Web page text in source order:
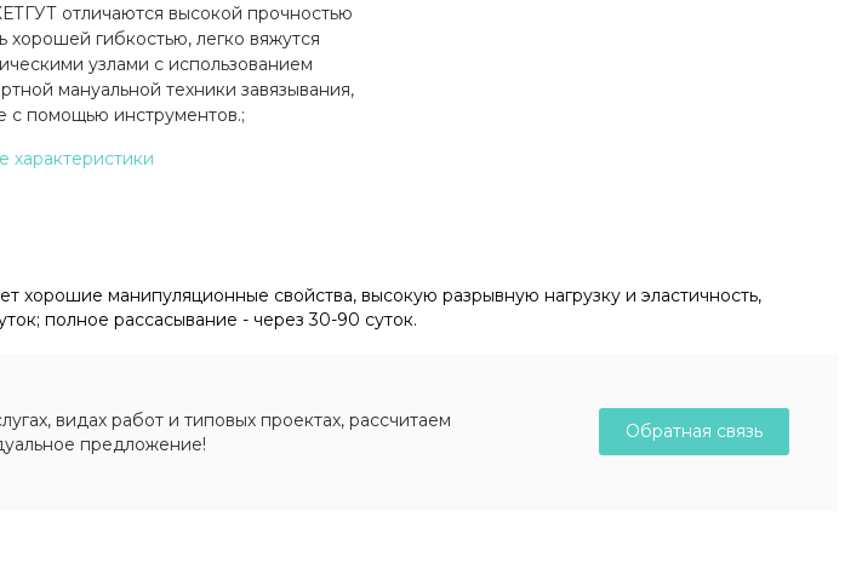
отличаются высокой прочностью
хорошей гибкостью, легко вяжутся
узлами с использованием
мануальной техники завязывания,
с помощью инструментов.;
характеристики
хорошие манипуляционные свойства, высокую разрывную нагрузку и эластичность,
полное рассасывание - через 30-90 суток.
видах работ и типовых проектах, рассчитаем
предложение!
Обратная связь